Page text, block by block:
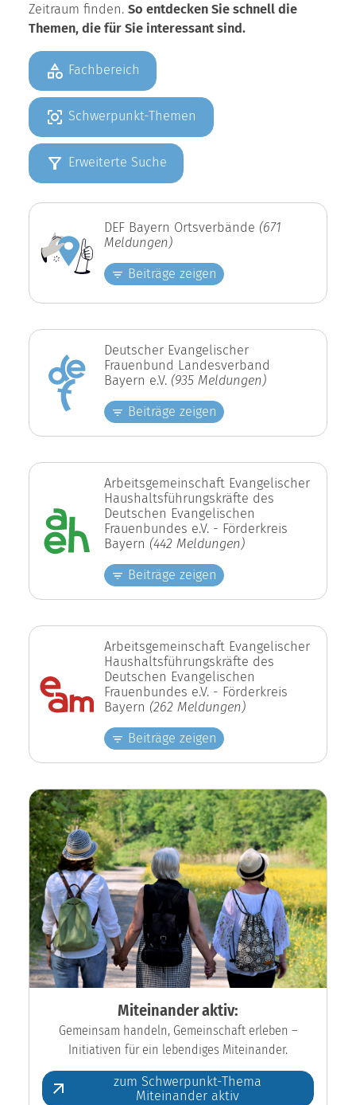
Zeitraum finden. So entdecken Sie schnell die
Themen, die für Sie interessant sind.
Fachbereich
Schwerpunkt-Themen
Erweiterte Suche
DEF Bayern Ortsverbände (671
Meldungen)
Beiträge zeigen
Deutscher Evangelischer
Frauenbund Landesverband
Bayern e.V. (935 Meldungen)
Beiträge zeigen
Arbeitsgemeinschaft Evangelischer
Haushaltsführungskräfte des
Deutschen Evangelischen
Frauenbundes e.V. - Förderkreis
Bayern (442 Meldungen)
Beiträge zeigen
Arbeitsgemeinschaft Evangelischer
Haushaltsführungskräfte des
Deutschen Evangelischen
Frauenbundes e.V. - Förderkreis
Bayern (262 Meldungen)
Beiträge zeigen
Miteinander aktiv:
Gemeinsam handeln, Gemeinschaft erleben –
Initiativen für ein lebendiges Miteinander.
zum Schwerpunkt-Thema
Miteinander aktiv